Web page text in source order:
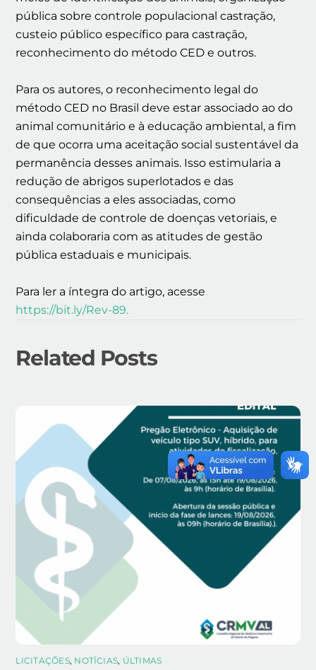
pública sobre controle populacional castração,
custeio público específico para castração,
reconhecimento do método CED e outros.
Para os autores, o reconhecimento legal do
método CED no Brasil deve estar associado ao do
animal comunitário e à educação ambiental, a fim
de que ocorra uma aceitação social sustentável da
permanência desses animais. Isso estimularia a
redução de abrigos superlotados e das
consequências a eles associadas, como
dificuldade de controle de doenças vetoriais, e
ainda colaboraria com as atitudes de gestão
pública estaduais e municipais.
Para ler a íntegra do artigo, acesse
https://bit.ly/Rev-89.
Related Posts
LICITAÇÕES, NOTÍCIAS, ÚLTIMAS